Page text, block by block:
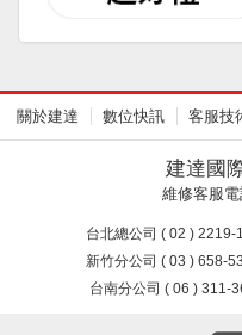
關於建達 數位快訊 客服技
建達國
維修客服
台北總公司 ( 02 ) 2219-
新竹分公司 ( 03 ) 658-
台南分公司 ( 06 ) 311-